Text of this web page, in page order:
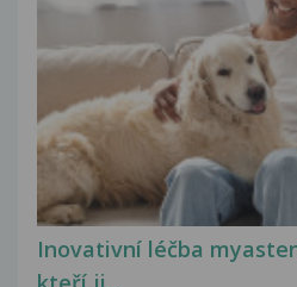
Inovativní léčba